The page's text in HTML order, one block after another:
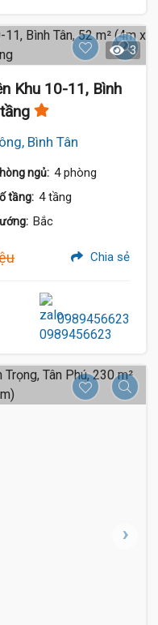
3
Khu 10-11, Bình
Bình Tân
ngủ: 4 phòng
tầng: 4 tầng
Bắc
Chia sẻ
0989456623